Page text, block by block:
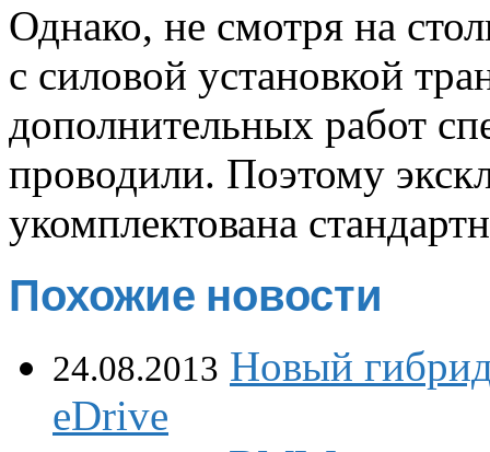
Однако, не смотря на
с силовой установкой
дополнительных работ
проводили. Поэтому
укомплектована
Похожие новости
24.08.2013 Новый
eDrive